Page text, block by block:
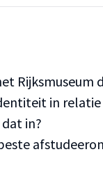
Rijksmuseum
in
in?